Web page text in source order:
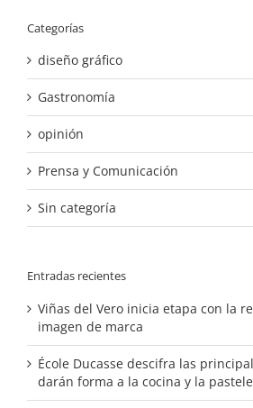
Categorías
diseño gráfico
Gastronomía
opinión
Prensa y Comunicación
Sin categoría
Entradas recientes
Viñas del Vero inicia etapa con la
imagen de marca
École Ducasse descifra las
darán forma a la cocina y la